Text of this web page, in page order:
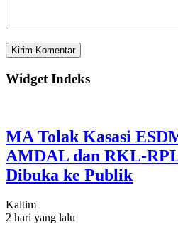
Widget Indeks
MA Tolak Kasasi
AMDAL dan RKL-
Dibuka ke Publik
Kaltim
2 hari yang lalu